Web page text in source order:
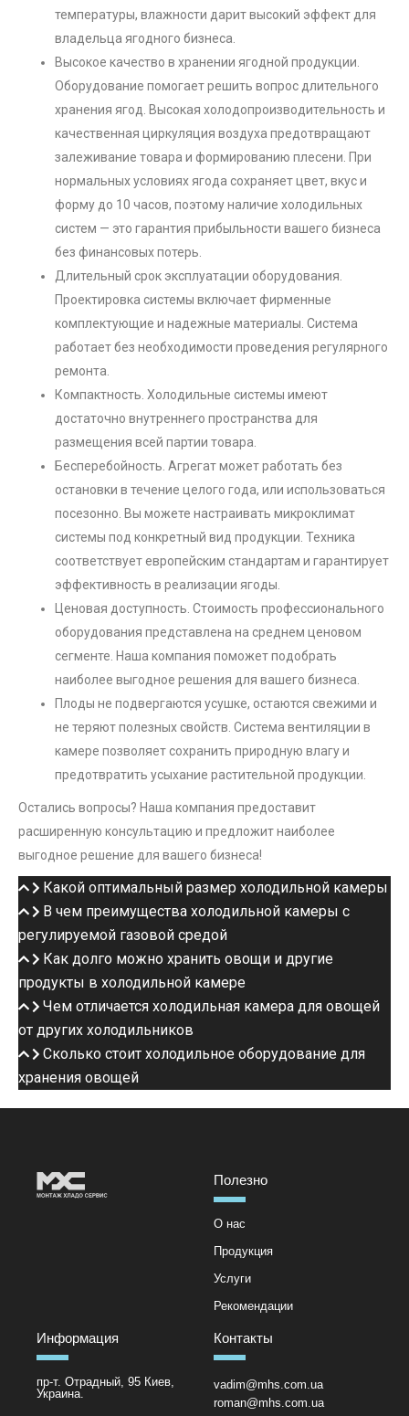
температуры, влажности дарит высокий эффект для
владельца ягодного бизнеса.
Высокое качество в хранении ягодной продукции.
Оборудование помогает решить вопрос длительного
хранения ягод. Высокая холодопроизводительность и
качественная циркуляция воздуха предотвращают
залеживание товара и формированию плесени. При
нормальных условиях ягода сохраняет цвет, вкус и
форму до 10 часов, поэтому наличие холодильных
систем — это гарантия прибыльности вашего бизнеса
без финансовых потерь.
Длительный срок эксплуатации оборудования.
Проектировка системы включает фирменные
комплектующие и надежные материалы. Система
работает без необходимости проведения регулярного
ремонта.
Компактность. Холодильные системы имеют
достаточно внутреннего пространства для
размещения всей партии товара.
Бесперебойность. Агрегат может работать без
остановки в течение целого года, или использоваться
посезонно. Вы можете настраивать микроклимат
системы под конкретный вид продукции. Техника
соответствует европейским стандартам и гарантирует
эффективность в реализации ягоды.
Ценовая доступность. Стоимость профессионального
оборудования представлена ​​на среднем ценовом
сегменте. Наша компания поможет подобрать
наиболее выгодное решения для вашего бизнеса.
Плоды не подвергаются усушке, остаются свежими и
не теряют полезных свойств. Система вентиляции в
камере позволяет сохранить природную влагу и
предотвратить усыхание растительной продукции.
Остались вопросы? Наша компания предоставит
расширенную консультацию и предложит наиболее
выгодное решение для вашего бизнеса!
Какой оптимальный размер холодильной камеры
В чем преимущества холодильной камеры c
регулируемой газовой средой
Как долго можно хранить овощи и другие
продукты в холодильной камере
Чем отличается холодильная камера для овощей
от других холодильников
Сколько стоит холодильное оборудование для
хранения овощей
Полезно
О нас
Продукция
Услуги
Рекомендации
Информация
пр-т. Отрадный, 95 Киев,
Украина.
Контакты
vadim@mhs.com.ua
roman@mhs.com.ua